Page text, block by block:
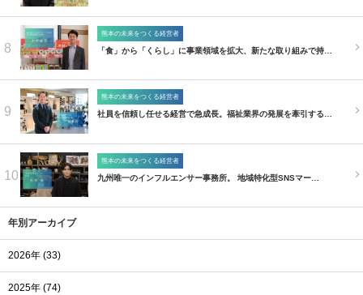
8
熊本の未来をつくる経営者
「食」から「くらし」に事業領域を拡大、新たな取り組みで持…
9
熊本の未来をつくる経営者
社員を信頼し任せる経営で急成長。福祉業界の発展を牽引する…
10
熊本の未来をつくる経営者
九州唯一のインフルエンサー事務所。 地域特化型SNSマー…
年別アーカイブ
2026年 (33)
2025年 (74)